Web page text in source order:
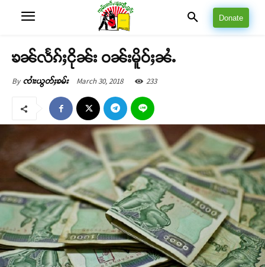
Donate
ၶၼ်လႅၵ်ႈငိုၼ်း ဝၼ်းမိူဝ်ႈၼႆႉ
By ၸၢႆးယွတ်ႈၶမ်း March 30, 2018 233